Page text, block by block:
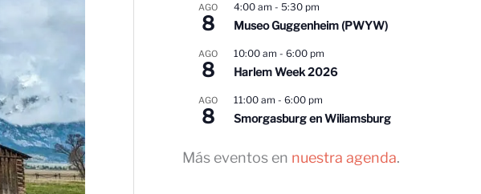
AGO
8
4:00 am - 5:30 pm
Museo Guggenheim (PWYW)
AGO
8
10:00 am - 6:00 pm
Harlem Week 2026
AGO
8
11:00 am - 6:00 pm
Smorgasburg en Wiliamsburg
Más eventos en nuestra agenda.